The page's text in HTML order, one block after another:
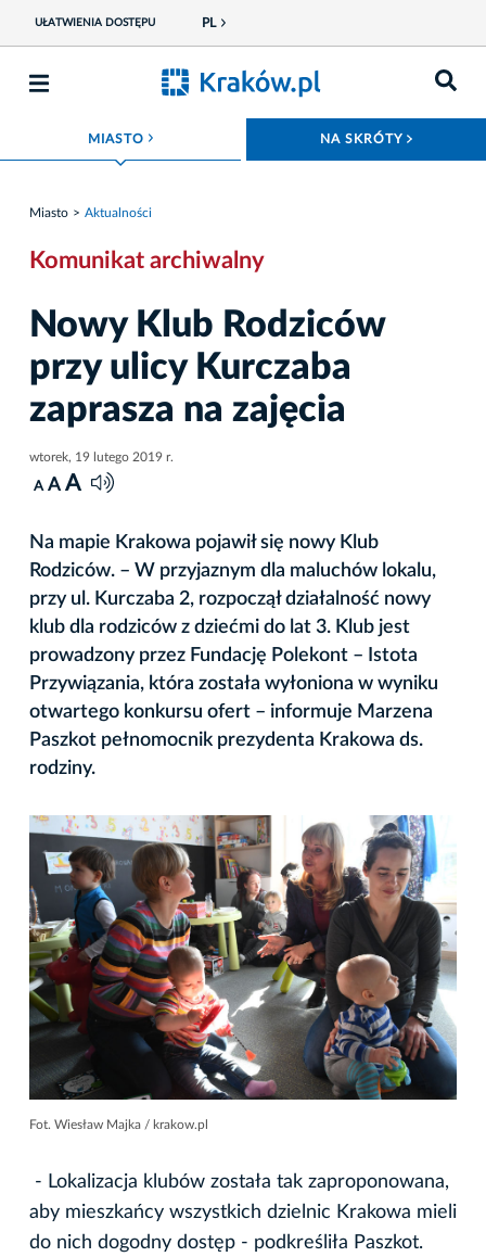
UŁATWIENIA DOSTĘPU PL
MIASTO ROZWIŃ MENU NA SKRÓTY
Miasto Aktualności
Komunikat archiwalny
Nowy Klub Rodziców
przy ulicy Kurczaba
zaprasza na zajęcia
wtorek, 19 lutego 2019 r.
A A A
Na mapie Krakowa pojawił się nowy Klub
Rodziców. – W przyjaznym dla maluchów lokalu,
przy ul. Kurczaba 2, rozpoczął działalność nowy
klub dla rodziców z dziećmi do lat 3. Klub jest
prowadzony przez Fundację Polekont – Istota
Przywiązania, która została wyłoniona w wyniku
otwartego konkursu ofert – informuje Marzena
Paszkot pełnomocnik prezydenta Krakowa ds.
rodziny.
Fot. Wiesław Majka / krakow.pl
- Lokalizacja klubów została tak zaproponowana,
aby mieszkańcy wszystkich dzielnic Krakowa mieli
do nich dogodny dostęp - podkreśliła Paszkot.